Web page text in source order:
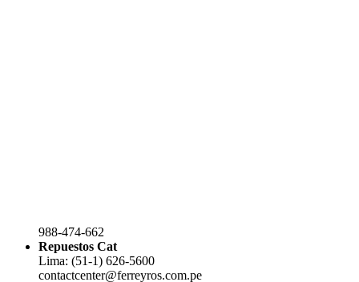
988-474-662
Repuestos Cat
Lima: (51-1) 626-5600
contactcenter@ferreyros.com.pe